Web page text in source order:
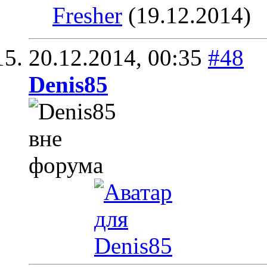
Fresher (19.12.2014)
20.12.2014, 00:35 #48
Denis85